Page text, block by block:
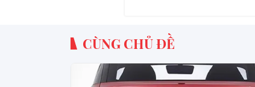
CÙNG CHỦ ĐỀ